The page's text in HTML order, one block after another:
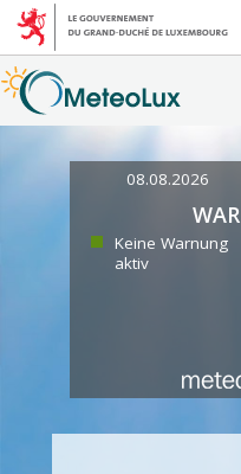
08.08.2026
Keine Warnung
aktiv